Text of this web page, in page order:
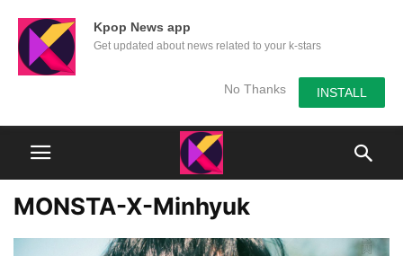
Kpop News app
Get updated about news related to your k-stars
No Thanks INSTALL
MONSTA-X-Minhyuk